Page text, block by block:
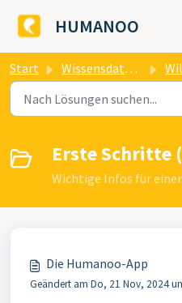
HUMANOO
Start Wissensdatenbank
Erste Schritte
Wichtige Infos für
Die Humanoo-App
Geändert am Do, 21 Nov, 2024